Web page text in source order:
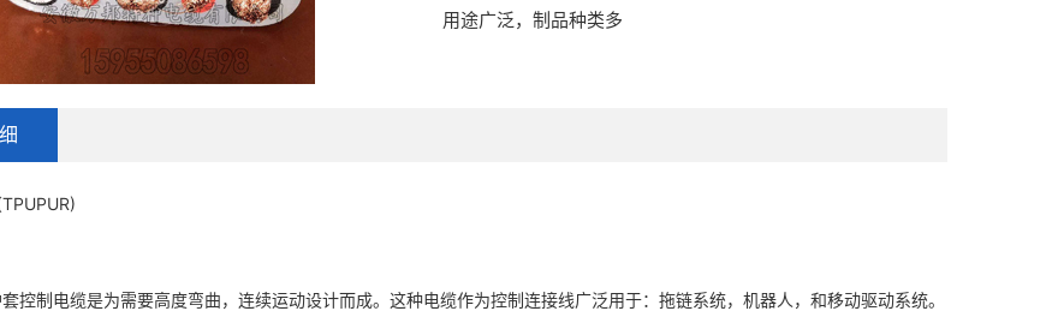
用途广泛，制品种类多
控制电缆是为需要高度弯曲，连续运动设计而成。这种电缆作为控制连接线广泛用于：拖链系统，机器人，和移动驱动系统。